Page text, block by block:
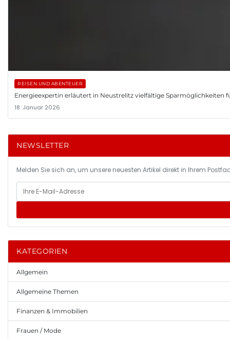
REISEN UND ABENTEUER
Energieexpertin erläutert in Neustrelitz vielfältige Sparmöglichkeiten
18. Januar 2026
NEWSLETTER
Melden Sie sich an, um unsere neuesten Artikel direkt in Ihrem
KATEGORIEN
Allgemein
Allgemeine Themen
Finanzen & Immobilien
Frauen / Mode